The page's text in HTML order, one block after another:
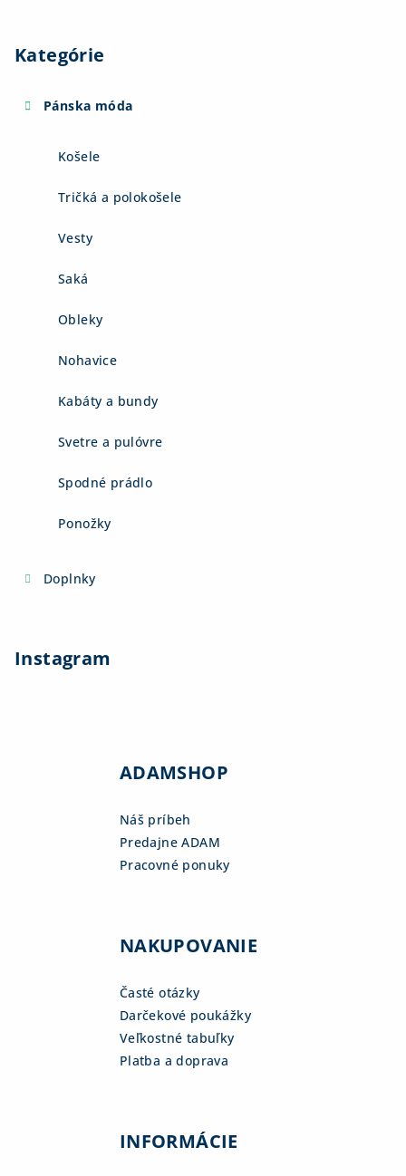
Kategórie
Pánska móda
Košele
Tričká a polokošele
Vesty
Saká
Obleky
Nohavice
Kabáty a bundy
Svetre a pulóvre
Spodné prádlo
Ponožky
Doplnky
Instagram
ADAMSHOP
Náš príbeh
Predajne ADAM
Pracovné ponuky
NAKUPOVANIE
Časté otázky
Darčekové poukážky
Veľkostné tabuľky
Platba a doprava
INFORMÁCIE